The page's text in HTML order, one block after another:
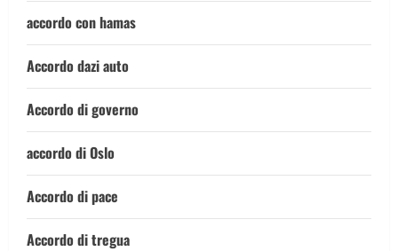
accordo con hamas
Accordo dazi auto
Accordo di governo
accordo di Oslo
Accordo di pace
Accordo di tregua